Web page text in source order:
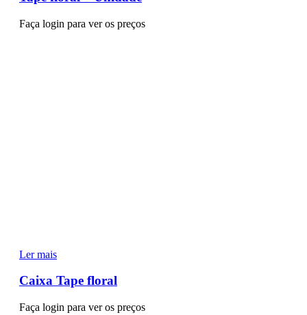
Faça login para ver os preços
Ler mais
Caixa Tape floral
Faça login para ver os preços